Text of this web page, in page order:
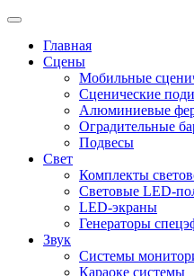
Главная
Сцены
Мобильные
Сценические
Алюминиевые
Оградительные
Подвесы
Свет
Комплекты
Световые LED-
LED-экраны
Генераторы
Звук
Системы
Караоке системы